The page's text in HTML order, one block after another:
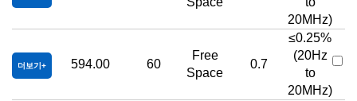
20MHz)
더보기 594.00 60
Free
Space
0.7
≤0.25%
(20Hz
to
20MHz)